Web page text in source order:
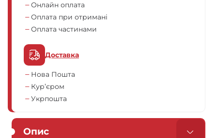
Онлайн оплата
Оплата при отримані
Оплата частинами
Доставка
Нова Пошта
Кур’єром
Укрпошта
Опис